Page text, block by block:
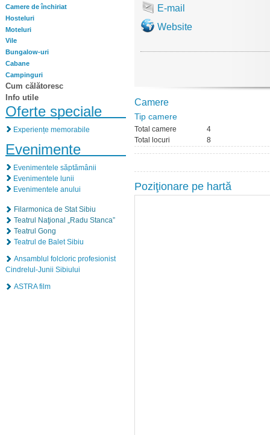
Camere de închiriat
Hosteluri
Moteluri
Vile
Bungalow-uri
Cabane
Campinguri
Cum călătoresc
Info utile
Oferte speciale
Experiențe memorabile
Evenimente
Evenimentele săptămânii
Evenimentele lunii
Evenimentele anului
Filarmonica de Stat Sibiu
Teatrul Naţional „Radu Stanca”
Teatrul Gong
Teatrul de Balet Sibiu
Ansamblul folcloric profesionist
Cindrelul-Junii Sibiului
ASTRA film
E-mail
Website
Camere
Tip camere
Total camere
4
Total locuri
8
Poziţionare pe hartă